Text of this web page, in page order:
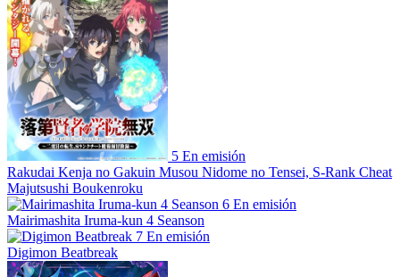
5 En emisión
Rakudai Kenja no Gakuin Musou Nidome no Tensei, S-Rank Cheat
Majutsushi Boukenroku
6 En emisión
Mairimashita Iruma-kun 4 Seanson
7 En emisión
Digimon Beatbreak